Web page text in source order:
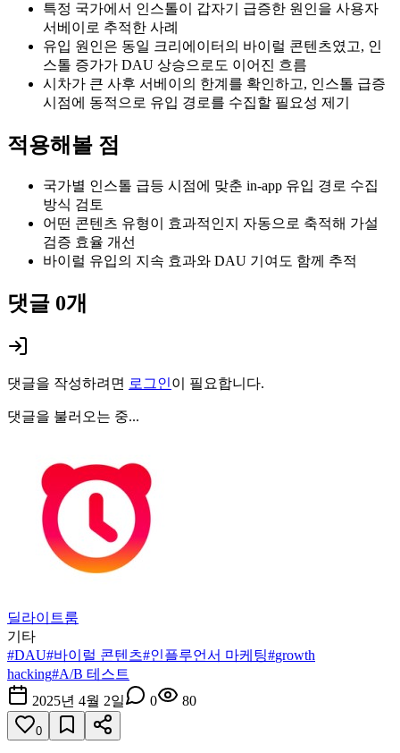
특정 국가에서 인스톨이 갑자기 급증한 원인을 사용자
서베이로 추적한 사례
유입 원인은 동일 크리에이터의 바이럴 콘텐츠였고, 인
스톨 증가가 DAU 상승으로도 이어진 흐름
시차가 큰 사후 서베이의 한계를 확인하고, 인스톨 급증
시점에 동적으로 유입 경로를 수집할 필요성 제기
적용해볼 점
국가별 인스톨 급등 시점에 맞춘 in-app 유입 경로 수집
방식 검토
어떤 콘텐츠 유형이 효과적인지 자동으로 축적해 가설
검증 효율 개선
바이럴 유입의 지속 효과와 DAU 기여도 함께 추적
댓글 0개
댓글을 작성하려면 로그인이 필요합니다.
댓글을 불러오는 중...
딜라이트룸
기타
#DAU#바이럴 콘텐츠#인플루언서 마케팅#growth
hacking#A/B 테스트
2025년 4월 2일
0 80
0